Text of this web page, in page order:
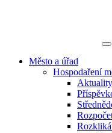
Město a úřad
Hospodaření
Aktuality